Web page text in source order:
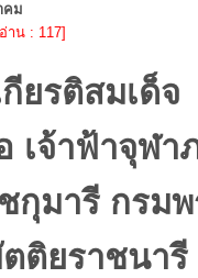
คม
าน : 117]
ยรติสมเด็จ
เจ้าฟ้าจุฬ
กุมารี กรมพ
ติยราชนารี